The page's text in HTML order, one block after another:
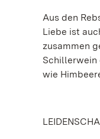
Aus den
Liebe ist
zusammen
Schillerwein
wie